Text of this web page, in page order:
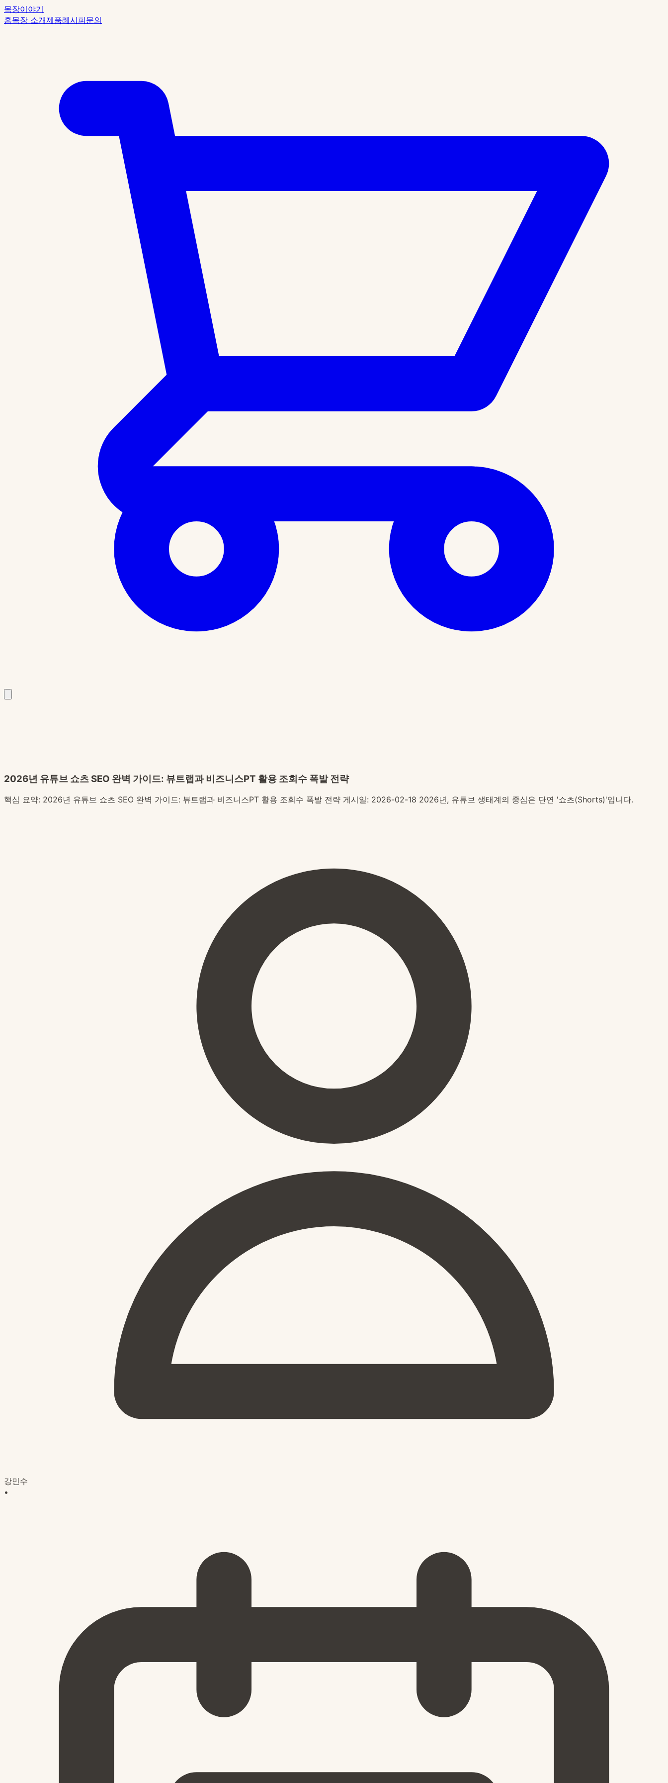
목장이야기
홈목장 소개제품레시피문의
2026년 유튜브 쇼츠 SEO 완벽 가이드: 뷰트랩과 비즈니스PT 활용 조회수 폭발 전략
핵심 요약: 2026년 유튜브 쇼츠 SEO 완벽 가이드: 뷰트랩과 비즈니스PT 활용 조회수 폭발 전략 게시일: 2026-02-18 2026년, 유튜브 생태계의 중심은 단연 '쇼츠(Shorts)'입니다.
강민수
•